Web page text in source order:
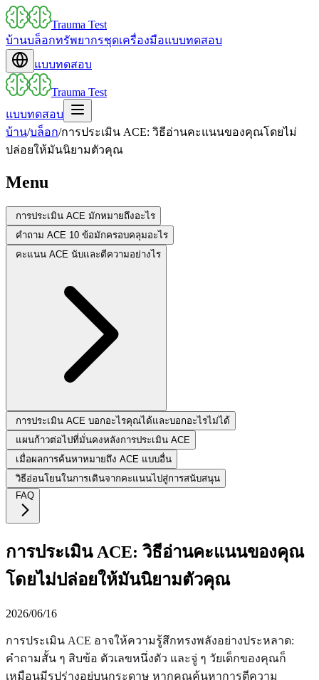
Trauma Test
บ้านบล็อกทรัพยากรชุดเครื่องมือแบบทดสอบ
แบบทดสอบ
Trauma Test
แบบทดสอบ
บ้าน/บล็อก/การประเมิน ACE: วิธีอ่านคะแนนของคุณโดยไม่
ปล่อยให้มันนิยามตัวคุณ
Menu
การประเมิน ACE มักหมายถึงอะไร
คำถาม ACE 10 ข้อมักครอบคลุมอะไร
คะแนน ACE นับและตีความอย่างไร
การประเมิน ACE บอกอะไรคุณได้และบอกอะไรไม่ได้
แผนก้าวต่อไปที่มั่นคงหลังการประเมิน ACE
เมื่อผลการค้นหาหมายถึง ACE แบบอื่น
วิธีอ่อนโยนในการเดินจากคะแนนไปสู่การสนับสนุน
FAQ
การประเมิน ACE: วิธีอ่านคะแนนของคุณ
โดยไม่ปล่อยให้มันนิยามตัวคุณ
2026/06/16
การประเมิน ACE อาจให้ความรู้สึกทรงพลังอย่างประหลาด:
คำถามสั้น ๆ สิบข้อ ตัวเลขหนึ่งตัว และจู่ ๆ วัยเด็กของคุณก็
เหมือนมีรูปร่างอยู่บนกระดาษ หากคุณค้นหาการตีความ